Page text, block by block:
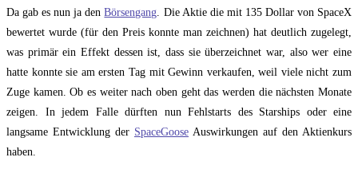
Da gab es nun ja denBörsengang . Die Aktie die mit 135 Dollar von SpaceX
bewertet wurde (für den Preis konnte man zeichnen) hat deutlich zugelegt,
was primär ein Effekt dessen ist, dass sie überzeichnet war, also wer eine
hatte konnte sie am ersten Tag mit Gewinn verkaufen, weil viele nicht zum
Zuge kamen. Ob es weiter nach oben geht das werden die nächsten Monate
zeigen. In jedem Falle dürften nun Fehlstarts des Starships oder eine
langsame Entwicklung der SpaceGoose Auswirkungen auf den Aktienkurs
haben.